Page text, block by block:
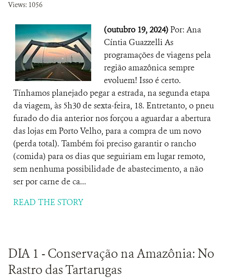
Views: 1056
(outubro 19, 2024)Por: Ana
Cíntia Guazzelli As
programações de viagens pela
região amazônica sempre
evoluem! Isso é certo.
Tínhamos planejado pegar a estrada, na segunda etapa
da viagem, às 5h30 de sexta-feira, 18. Entretanto, o pneu
furado do dia anterior nos forçou a aguardar a abertura
das lojas em Porto Velho, para a compra de um novo
(perda total). Também foi preciso garantir o rancho
(comida) para os dias que seguiriam em lugar remoto,
sem nenhuma possibilidade de abastecimento, a não
ser por carne de ca...
READ THE STORY
DIA 1 - Conservação na Amazônia: No
Rastro das Tartarugas